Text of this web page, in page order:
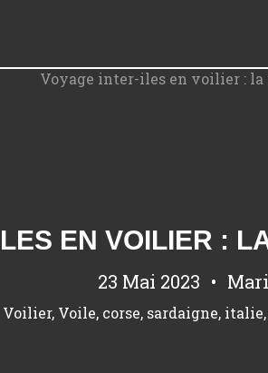
EN VOILIER :
23 Mai 2023
Voilier, Voile, corse, sardaigne, italie,